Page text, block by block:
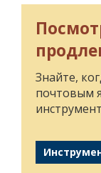
Знайте,
почтовым